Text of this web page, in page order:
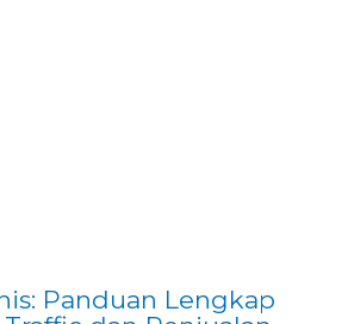
Panduan Lengkap